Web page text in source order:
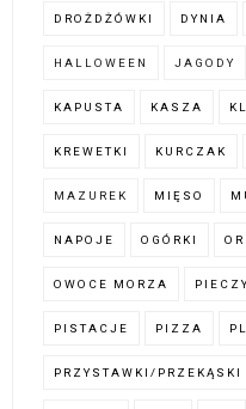
DROŻDŻÓWKI DYNIA
HALLOWEEN JAGODY
KAPUSTA KASZA
KREWETKI KURCZAK
MAZUREK MIĘSO
NAPOJE OGÓRKI
OWOCE MORZA
PISTACJE PIZZA
PRZYSTAWKI/PRZEKĄSKI